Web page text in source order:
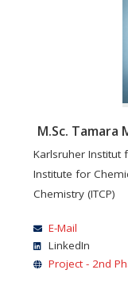
M.Sc. Tamara
Karlsruher Institut
Institute for
Chemistry (ITCP)
E-Mail
LinkedIn
Project - 2nd